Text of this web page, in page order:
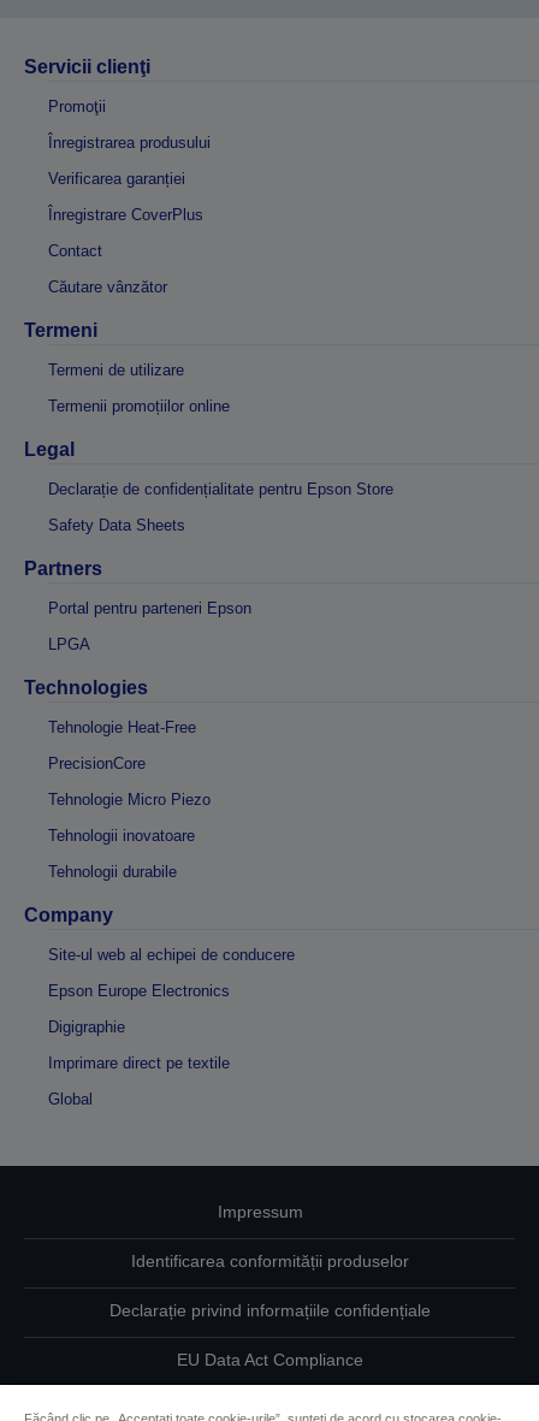
Servicii clienţi
Promoţii
Înregistrarea produsului
Verificarea garanției
Înregistrare CoverPlus
Contact
Căutare vânzător
Termeni
Termeni de utilizare
Termenii promoțiilor online
Legal
Declarație de confidențialitate pentru Epson Store
Safety Data Sheets
Partners
Portal pentru parteneri Epson
LPGA
Technologies
Tehnologie Heat-Free
PrecisionCore
Tehnologie Micro Piezo
Tehnologii inovatoare
Tehnologii durabile
Company
Site-ul web al echipei de conducere
Epson Europe Electronics
Digigraphie
Imprimare direct pe textile
Global
Impressum
Identificarea conformității produselor
Declarație privind informațiile confidențiale
EU Data Act Compliance